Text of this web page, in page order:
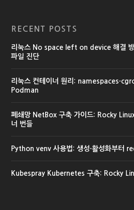
RECENT POSTS
리눅스 No space left on device 해결 방
파일 진단
리눅스 컨테이너 원리:
Podman
폐쇄망 NetBox 구축 가이드: Rocky
너 번들
Python venv 사용법: 생성·활성화부터
Kubespray Kubernetes 구축: Rocky